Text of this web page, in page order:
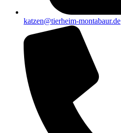
katzen@tierheim-montabaur.de